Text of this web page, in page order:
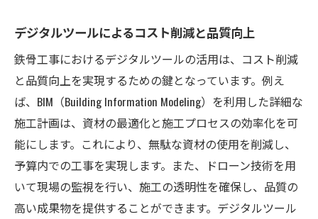
デジタルツールによるコスト削減と品質向上
鉄骨工事におけるデジタルツールの活用は、コスト削減
と品質向上を実現するための鍵となっています。例え
ば、BIM（Building Information Modeling）を利用した詳細な
施工計画は、資材の最適化と施工プロセスの効率化を可
能にします。これにより、無駄な資材の使用を削減し、
予算内での工事を実現します。また、ドローン技術を用
いて現場の監視を行い、施工の透明性を確保し、品質の
高い成果物を提供することができます。デジタルツール